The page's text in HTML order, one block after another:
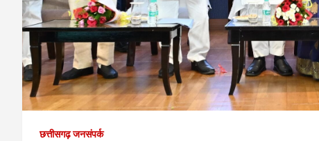
छत्तीसगढ़ जनसंपर्क